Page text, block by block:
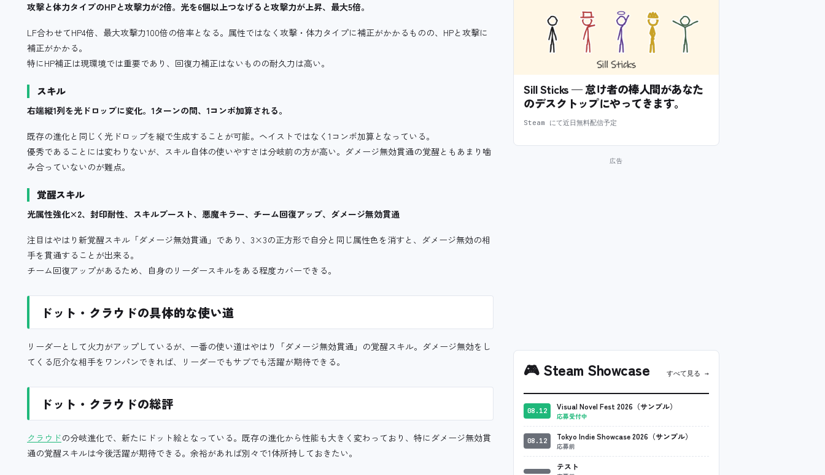
攻撃と体力タイプのHPと攻撃力が2倍。光を6個以上つなげると攻撃力が上昇、最大5倍。
LF合わせてHP4倍、最大攻撃力100倍の倍率となる。属性ではなく攻撃・体力タイプに補正がかかるものの、HPと攻撃に
補正がかかる。
特にHP補正は現環境では重要であり、回復力補正はないものの耐久力は高い。
スキル
右端縦1列を光ドロップに変化。1ターンの間、1コンボ加算される。
既存の進化と同じく光ドロップを縦で生成することが可能。ヘイストではなく1コンボ加算となっている。
優秀であることには変わりないが、スキル自体の使いやすさは分岐前の方が高い。ダメージ無効貫通の覚醒ともあまり噛
み合っていないのが難点。
覚醒スキル
光属性強化×2、封印耐性、スキルブースト、悪魔キラー、チーム回復アップ、ダメージ無効貫通
注目はやはり新覚醒スキル「ダメージ無効貫通」であり、3×3の正方形で自分と同じ属性色を消すと、ダメージ無効の相
手を貫通することが出来る。
チーム回復アップがあるため、自身のリーダースキルをある程度カバーできる。
ドット・クラウドの具体的な使い道
リーダーとして火力がアップしているが、一番の使い道はやはり「ダメージ無効貫通」の覚醒スキル。ダメージ無効をし
てくる厄介な相手をワンパンできれば、リーダーでもサブでも活躍が期待できる。
ドット・クラウドの総評
クラウドの分岐進化で、新たにドット絵となっている。既存の進化から性能も大きく変わっており、特にダメージ無効貫
通の覚醒スキルは今後活躍が期待できる。余裕があれば別々で1体所持しておきたい。
Sill Sticks — 怠け者の棒人間があなた
のデスクトップにやってきます。
Steam にて近日無料配信予定
🎮Steam Showcase すべて見る →
08.12 Visual Novel Fest 2026（サンプル）
応募受付中
08.12 Tokyo Indie Showcase 2026（サンプル）
応募前
テスト